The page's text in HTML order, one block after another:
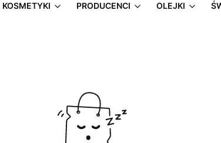
KOSMETYKI PRODUCENCI OLEJKI